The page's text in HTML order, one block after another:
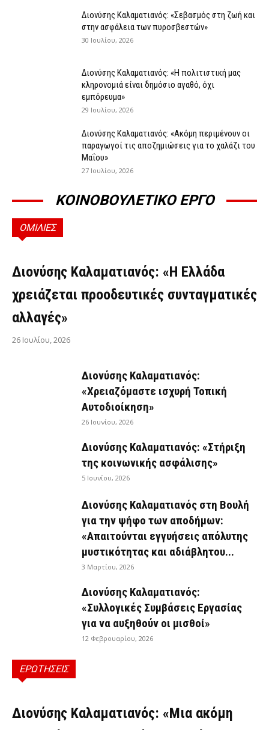
Διονύσης Καλαματιανός: «Σεβασμός στη ζωή και
στην ασφάλεια των πυροσβεστών»
30 Ιουλίου, 2026
Διονύσης Καλαματιανός: «Η πολιτιστική μας
κληρονομιά είναι δημόσιο αγαθό, όχι
εμπόρευμα»
29 Ιουλίου, 2026
Διονύσης Καλαματιανός: «Ακόμη περιμένουν οι
παραγωγοί τις αποζημιώσεις για το χαλάζι του
Μαΐου»
27 Ιουλίου, 2026
ΚΟΙΝΟΒΟΥΛΕΤΙΚΟ ΕΡΓΟ
ΟΜΙΛΙΕΣ
ΟΜΙΛΊΕΣ
Διονύσης Καλαματιανός: «Η Ελλάδα
χρειάζεται προοδευτικές συνταγματικές
αλλαγές»
26 Ιουλίου, 2026
Διονύσης Καλαματιανός:
«Χρειαζόμαστε ισχυρή Τοπική
Αυτοδιοίκηση»
26 Ιουνίου, 2026
Διονύσης Καλαματιανός: «Στήριξη
της κοινωνικής ασφάλισης»
5 Ιουνίου, 2026
Διονύσης Καλαματιανός στη Βουλή
για την ψήφο των αποδήμων:
«Απαιτούνται εγγυήσεις απόλυτης
μυστικότητας και αδιάβλητου...
3 Μαρτίου, 2026
Διονύσης Καλαματιανός:
«Συλλογικές Συμβάσεις Εργασίας
για να αυξηθούν οι μισθοί»
12 Φεβρουαρίου, 2026
ΕΡΩΤΗΣΕΙΣ
ΕΡΩΤΉΣΕΙΣ
Διονύσης Καλαματιανός: «Μια ακόμη